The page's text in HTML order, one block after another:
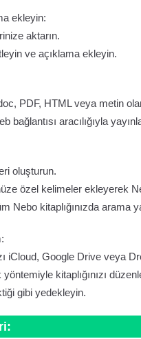
ekleyin:
aktarın.
ve açıklama ekleyin.
PDF, HTML veya metin
bağlantısı aracılığıyla
oluşturun.
özel kelimeler ekleyerek
Nebo kitaplığınızda arama
iCloud, Google Drive veya
kitaplığınızı
gibi yedekleyin.